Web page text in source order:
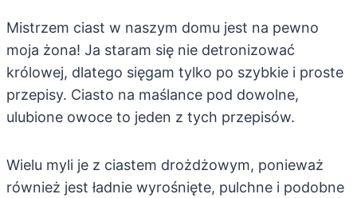
Mistrzem ciast w naszym domu jest na pewno
moja żona! Ja staram się nie detronizować
królowej, dlatego sięgam tylko po szybkie i proste
przepisy. Ciasto na maślance pod dowolne,
ulubione owoce to jeden z tych przepisów.
Wielu myli je z ciastem drożdżowym, ponieważ
również jest ładnie wyrośnięte, pulchne i podobne